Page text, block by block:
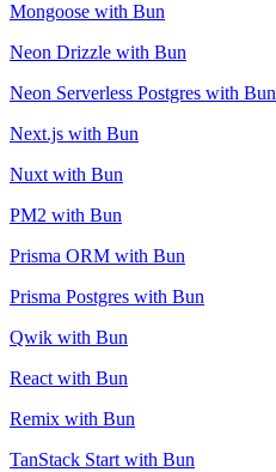
Mongoose with Bun
Neon Drizzle with Bun
Neon Serverless Postgres with Bun
Next.js with Bun
Nuxt with Bun
PM2 with Bun
Prisma ORM with Bun
Prisma Postgres with Bun
Qwik with Bun
React with Bun
Remix with Bun
TanStack Start with Bun